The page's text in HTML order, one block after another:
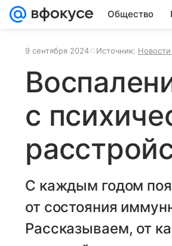
Общество
9 сентября 2024 Источник:
с
С каждым годом
от состояния
Рассказываем, от